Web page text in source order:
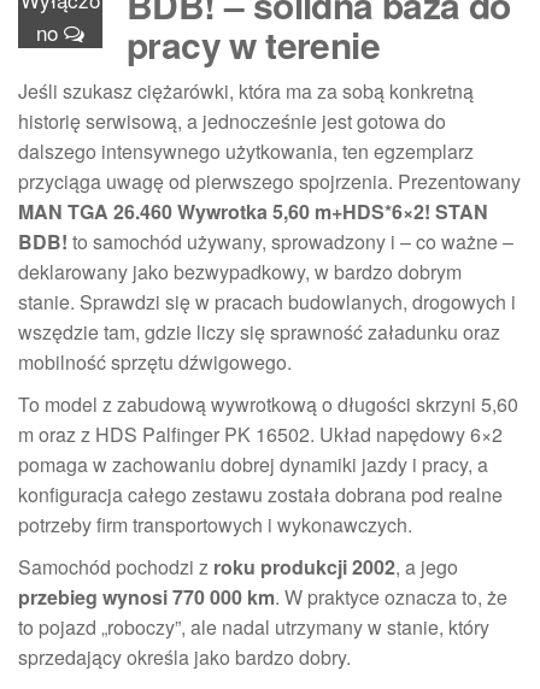
no
pracy w terenie
Jeśli szukasz ciężarówki, która ma za sobą konkretną
historię serwisową, a jednocześnie jest gotowa do
dalszego intensywnego użytkowania, ten egzemplarz
przyciąga uwagę od pierwszego spojrzenia. Prezentowany
MAN TGA 26.460 Wywrotka 5,60 m+HDS*6×2! STAN
BDB! to samochód używany, sprowadzony i – co ważne –
deklarowany jako bezwypadkowy, w bardzo dobrym
stanie. Sprawdzi się w pracach budowlanych, drogowych i
wszędzie tam, gdzie liczy się sprawność załadunku oraz
mobilność sprzętu dźwigowego.
To model z zabudową wywrotkową o długości skrzyni 5,60
m oraz z HDS Palfinger PK 16502. Układ napędowy 6×2
pomaga w zachowaniu dobrej dynamiki jazdy i pracy, a
konfiguracja całego zestawu została dobrana pod realne
potrzeby firm transportowych i wykonawczych.
Samochód pochodzi z roku produkcji 2002, a jego
przebieg wynosi 770 000 km. W praktyce oznacza to, że
to pojazd „roboczy”, ale nadal utrzymany w stanie, który
sprzedający określa jako bardzo dobry.